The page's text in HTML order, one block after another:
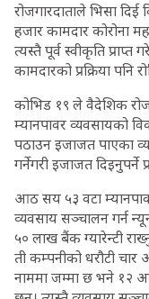
रोजगारदाताले भिसा
हजार कामदार कोरोना
त्यस्तै पूर्व स्वीकृति
कामदारको प्रक्रिया पनि
कोभिड १९ ले वैदेशिक
म्यानपावर व्यवसायको
पठाउन इजाजत पाएका
गर्नेगरी इजाजत
आठ सय ५३ वटा
व्यवसाय सञ्चालन गर्न
५० लाख बैंक ग्यारेन्टी
ती कम्पनीको धरौटी
नाममा जम्मा छ भने १२